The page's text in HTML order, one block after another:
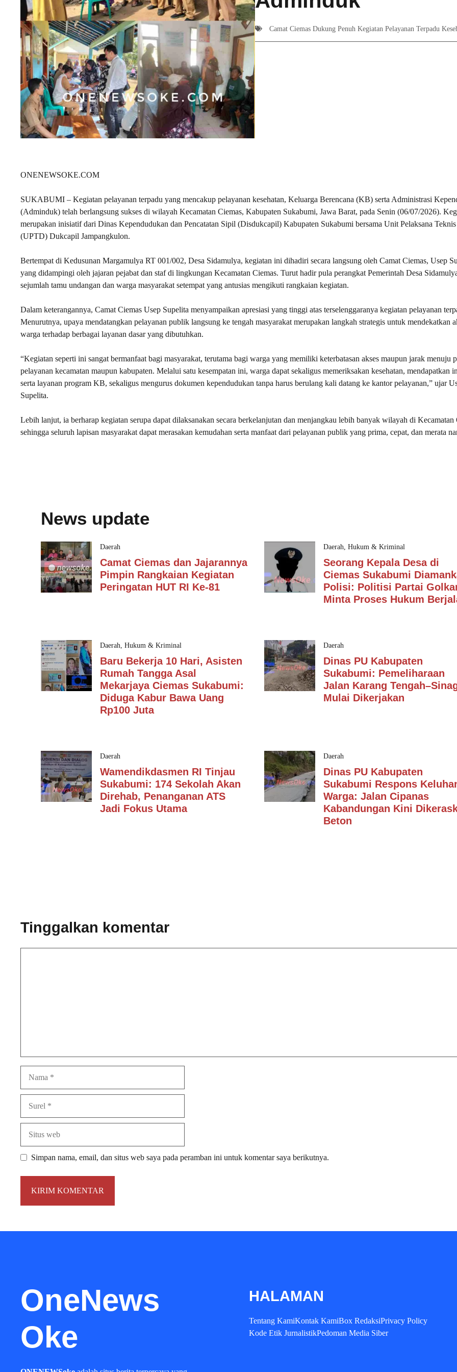
Camat Ciemas Dukung Penuh Kegiatan Pelayanan Terpadu
ONENEWSOKE.COM
SUKABUMI – Kegiatan pelayanan terpadu yang mencakup pelayanan kesehatan, Keluarga Berencana (KB) serta Administrasi
(Adminduk) telah berlangsung sukses di wilayah Kecamatan Ciemas, Kabupaten Sukabumi, Jawa Barat, pada Senin (06/07/2026).
merupakan inisiatif dari Dinas Kependudukan dan Pencatatan Sipil (Disdukcapil) Kabupaten Sukabumi bersama Unit Pelaksana
(UPTD) Dukcapil Jampangkulon.
Bertempat di Kedusunan Margamulya RT 001/002, Desa Sidamulya, kegiatan ini dihadiri secara langsung oleh Camat Ciemas, Usep
yang didampingi oleh jajaran pejabat dan staf di lingkungan Kecamatan Ciemas. Turut hadir pula perangkat Pemerintah Desa
sejumlah tamu undangan dan warga masyarakat setempat yang antusias mengikuti rangkaian kegiatan.
Dalam keterangannya, Camat Ciemas Usep Supelita menyampaikan apresiasi yang tinggi atas terselenggaranya kegiatan pelayanan
Menurutnya, upaya mendatangkan pelayanan publik langsung ke tengah masyarakat merupakan langkah strategis untuk mendekatkan
warga terhadap berbagai layanan dasar yang dibutuhkan.
“Kegiatan seperti ini sangat bermanfaat bagi masyarakat, terutama bagi warga yang memiliki keterbatasan akses maupun jarak menuju
pelayanan kecamatan maupun kabupaten. Melalui satu kesempatan ini, warga dapat sekaligus memeriksakan kesehatan, mendapatkan
serta layanan program KB, sekaligus mengurus dokumen kependudukan tanpa harus berulang kali datang ke kantor pelayanan,” ujar
Supelita.
Lebih lanjut, ia berharap kegiatan serupa dapat dilaksanakan secara berkelanjutan dan menjangkau lebih banyak wilayah di Kecamatan
sehingga seluruh lapisan masyarakat dapat merasakan kemudahan serta manfaat dari pelayanan publik yang prima, cepat, dan merata
News update
Daerah
Camat Ciemas dan Jajarannya
Pimpin Rangkaian Kegiatan
Peringatan HUT RI Ke-81
Daerah Hukum & Kriminal
Seorang Kepala Desa di
Ciemas Sukabumi
Polisi: Politisi Partai
Minta Proses Hukum
Daerah Hukum & Kriminal
Baru Bekerja 10 Hari, Asisten
Rumah Tangga Asal
Mekarjaya Ciemas Sukabumi:
Diduga Kabur Bawa Uang
Rp100 Juta
Daerah
Dinas PU Kabupaten
Sukabumi: Pemeliharaan
Jalan Karang
Mulai Dikerjakan
Daerah
Wamendikdasmen RI Tinjau
Sukabumi: 174 Sekolah Akan
Direhab, Penanganan ATS
Jadi Fokus Utama
Daerah
Dinas PU Kabupaten
Sukabumi Respons
Warga: Jalan Cipanas
Kabandungan Kini
Beton
Tinggalkan komentar
Simpan nama, email, dan situs web saya pada peramban ini untuk komentar saya berikutnya.
OneNews
Oke
HALAMAN
Tentang KamiKontak KamiBox RedaksiPrivacy Policy
Kode Etik JurnalistikPedoman Media Siber